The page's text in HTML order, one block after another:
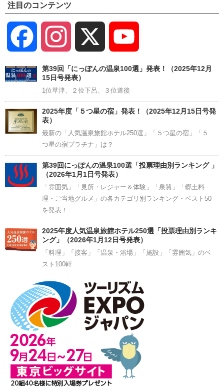
注目のコンテンツ
Facebook Instagram
Channel
第39回「にっぽんの温泉100選」発表！（2025年12月
15日号発表）
1位草津、２位下呂、３位道後
2025年度「５つ星の宿」発表！（2025年12月15日号発
表）
最新の「人気温泉旅館ホテル250選」「５つ星の宿」「５
つ星の宿プラチナ」は？
第39回にっぽんの温泉100選「投票理由別ランキング 」
（2026年1月1日号発表）
「雰囲気」「見所・レジャー＆体験」「泉質」「郷土料
理・ご当地グルメ」の各カテゴリ別ランキング・ベスト50
を発表！
2025年度人気温泉旅館ホテル250選「投票理由別ランキ
ング」（2026年1月12日号発表）
「料理」「接客」「温泉・浴場」「施設」「雰囲気」のベ
スト100軒